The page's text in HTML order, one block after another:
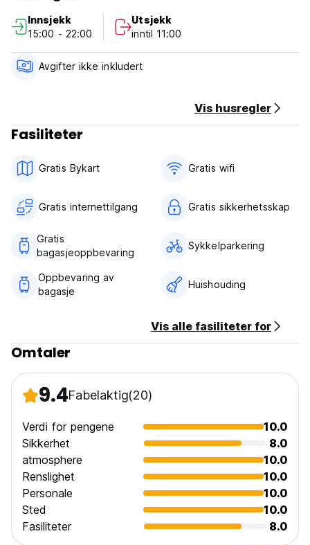
Innsjekk
15:00 - 22:00
Utsjekk
inntil 11:00
Avgifter ikke inkludert
Vis husregler
Fasiliteter
Gratis Bykart Gratis wifi‎
Gratis internettilgang Gratis sikkerhetsskap
Gratis
bagasjeoppbevaring
Sykkelparkering
Oppbevaring av
bagasje
Huishouding
Vis alle fasiliteter for
Omtaler
9.4Fabelaktig(20)
Verdi for pengene
10.0
Sikkerhet
8.0
atmosphere
10.0
Renslighet
10.0
Personale
10.0
Sted
10.0
Fasiliteter
8.0